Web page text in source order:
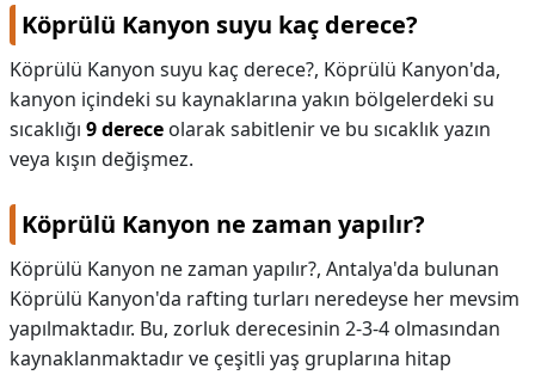
Köprülü Kanyon suyu kaç derece?
Köprülü Kanyon suyu kaç derece?, Köprülü Kanyon'da,
kanyon içindeki su kaynaklarına yakın bölgelerdeki su
sıcaklığı 9 derece olarak sabitlenir ve bu sıcaklık yazın
veya kışın değişmez.
Köprülü Kanyon ne zaman yapılır?
Köprülü Kanyon ne zaman yapılır?, Antalya'da bulunan
Köprülü Kanyon'da rafting turları neredeyse her mevsim
yapılmaktadır. Bu, zorluk derecesinin 2-3-4 olmasından
kaynaklanmaktadır ve çeşitli yaş gruplarına hitap